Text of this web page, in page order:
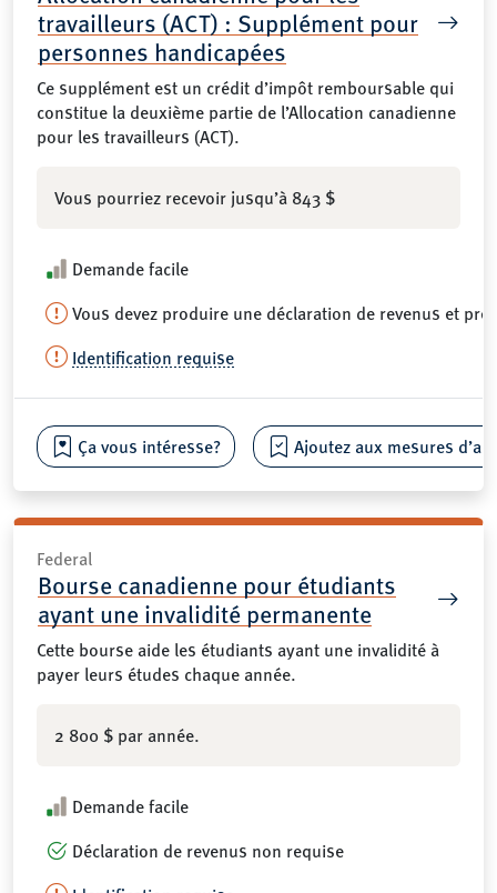
travailleurs (ACT) : Supplément pour
personnes handicapées
Ce supplément est un crédit d’impôt remboursable qui
constitue la deuxième partie de l’Allocation canadienne
pour les travailleurs (ACT).
Vous pourriez recevoir jusqu’à 843 $
Demande facile
Vous devez produire une déclaration de revenus et
Identification requise
Ça vous intéresse? Ajoutez aux mesures
Federal
Bourse canadienne pour étudiants
ayant une invalidité permanente
Cette bourse aide les étudiants ayant une invalidité à
payer leurs études chaque année.
2 800 $ par année.
Demande facile
Déclaration de revenus non requise